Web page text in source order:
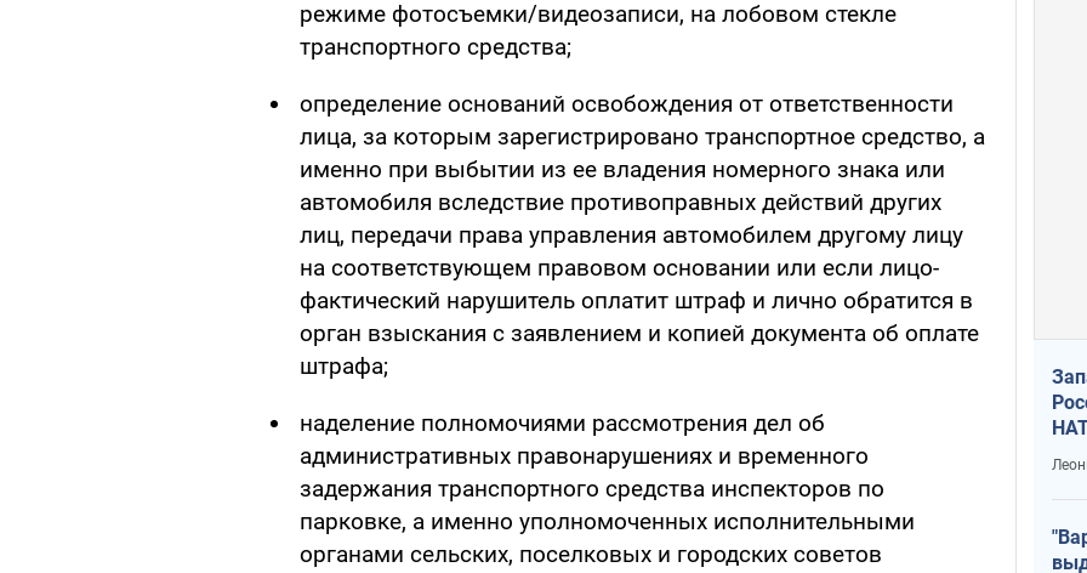
режиме фотосъемки/видеозаписи, на лобовом стекле
транспортного средства;
определение оснований освобождения от ответственности
лица, за которым зарегистрировано транспортное средство, а
именно при выбытии из ее владения номерного знака или
автомобиля вследствие противоправных действий других
лиц, передачи права управления автомобилем другому лицу
на соответствующем правовом основании или если лицо-
фактический нарушитель оплатит штраф и лично обратится в
орган взыскания с заявлением и копией документа об оплате
штрафа;
наделение полномочиями рассмотрения дел об
административных правонарушениях и временного
задержания транспортного средства инспекторов по
парковке, а именно уполномоченных исполнительными
органами сельских, поселковых и городских советов